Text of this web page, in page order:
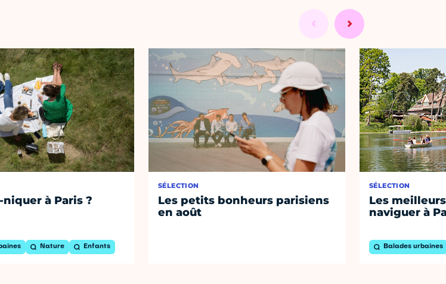
à Paris ?
Nature Enfants
SÉLECTION
Les petits bonheurs parisiens
en août
SÉLECTION
Les
naviguer à
Balades urbaines